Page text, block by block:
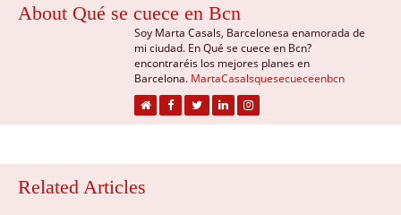
About Qué se cuece en Bcn
Soy Marta Casals, Barcelonesa enamorada de
mi ciudad. En Qué se cuece en Bcn?
encontraréis los mejores planes en
Barcelona. MartaCasalsquesecueceenbcn
Related Articles